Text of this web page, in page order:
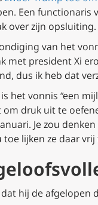
Een functionaris
over zijn opsluiting.
van het
met president Xi
dus ik heb dat
het vonnis “een
druk uit te
Je zou
lijken ze daar
hij de afgelopen